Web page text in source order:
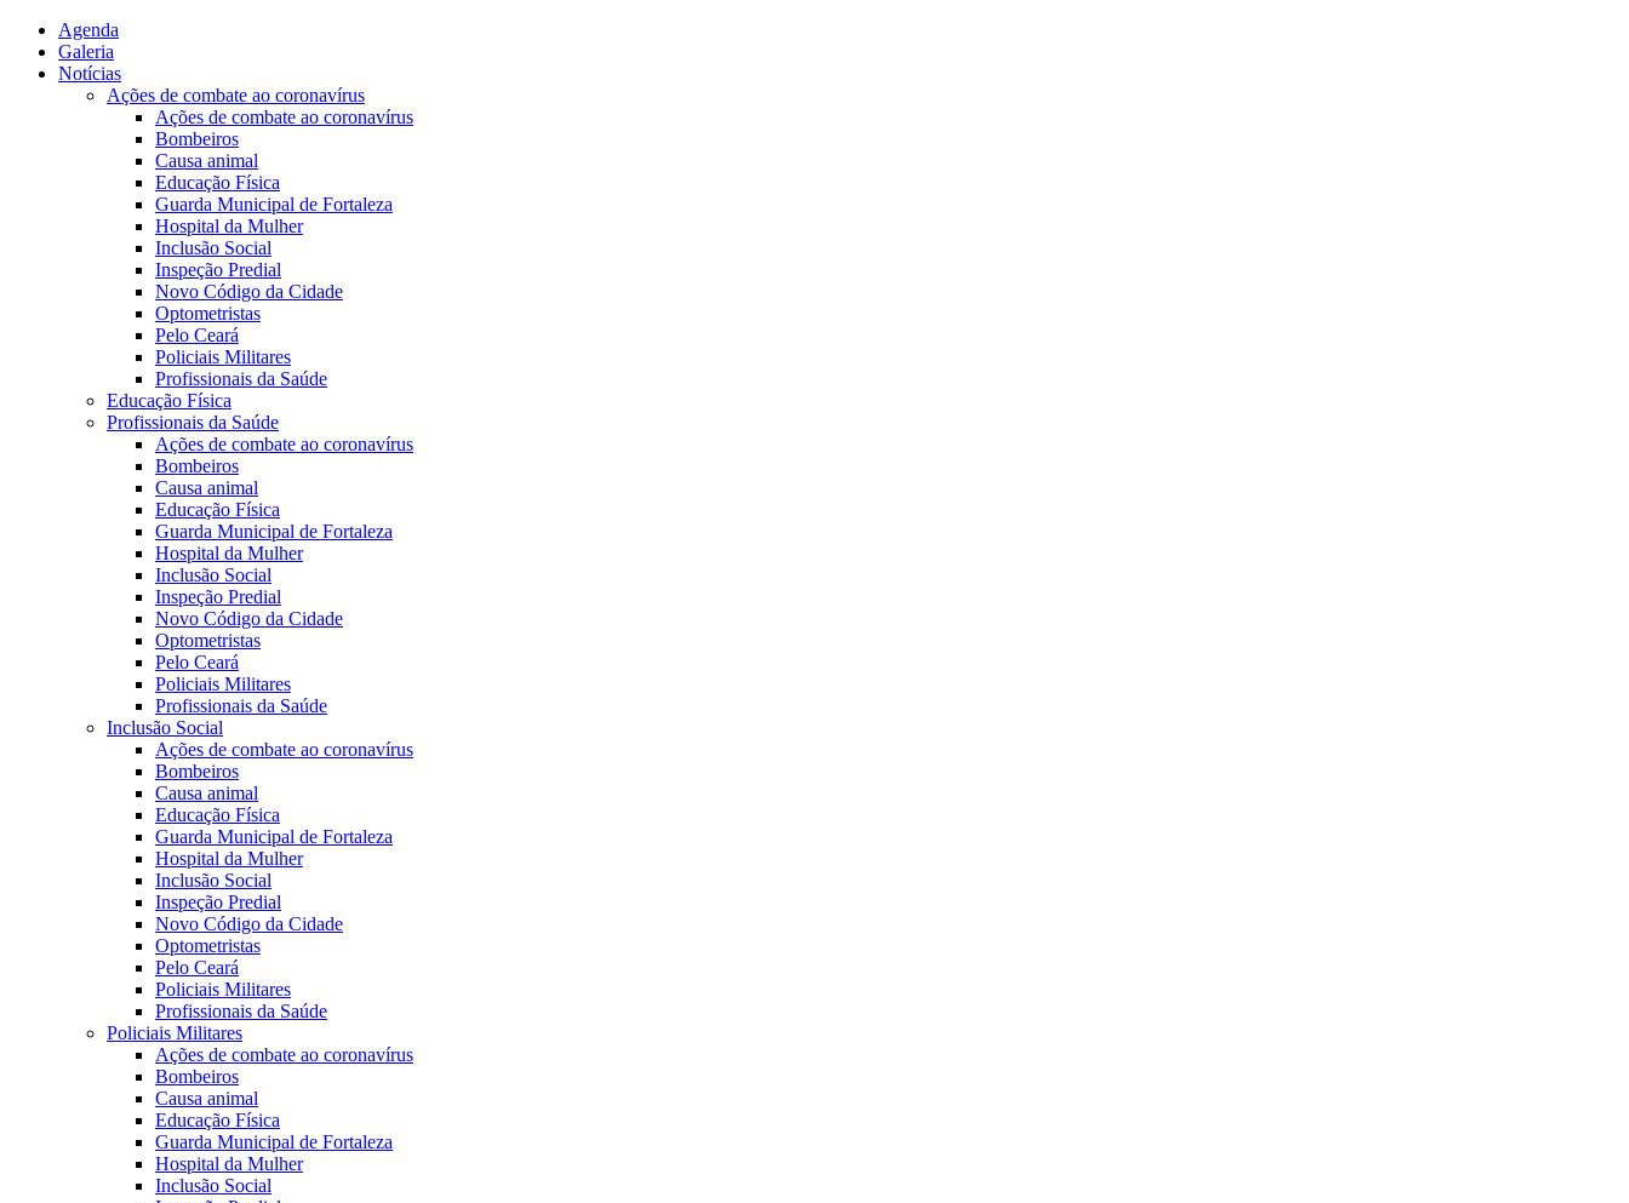
Agenda
Galeria
Notícias
Ações de combate ao coronavírus
Ações de combate ao coronavírus
Bombeiros
Causa animal
Educação Física
Guarda Municipal de Fortaleza
Hospital da Mulher
Inclusão Social
Inspeção Predial
Novo Código da Cidade
Optometristas
Pelo Ceará
Policiais Militares
Profissionais da Saúde
Educação Física
Profissionais da Saúde
Ações de combate ao coronavírus
Bombeiros
Causa animal
Educação Física
Guarda Municipal de Fortaleza
Hospital da Mulher
Inclusão Social
Inspeção Predial
Novo Código da Cidade
Optometristas
Pelo Ceará
Policiais Militares
Profissionais da Saúde
Inclusão Social
Ações de combate ao coronavírus
Bombeiros
Causa animal
Educação Física
Guarda Municipal de Fortaleza
Hospital da Mulher
Inclusão Social
Inspeção Predial
Novo Código da Cidade
Optometristas
Pelo Ceará
Policiais Militares
Profissionais da Saúde
Policiais Militares
Ações de combate ao coronavírus
Bombeiros
Causa animal
Educação Física
Guarda Municipal de Fortaleza
Hospital da Mulher
Inclusão Social